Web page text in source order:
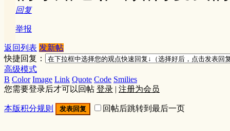
回复
举报
返回列表 发新帖
快捷回复：
高级模式
B Color Image Link Quote Code Smilies
您需要登录后才可以回帖 登录 | 注册为会员
本版积分规则 发表回复 回帖后跳转到最后一页